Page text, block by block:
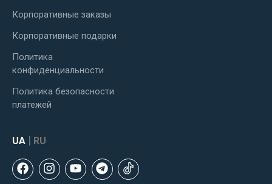
Корпоративные заказы
Корпоративные подарки
Политика
конфиденциальности
Политика безопасности
платежей
UA | RU